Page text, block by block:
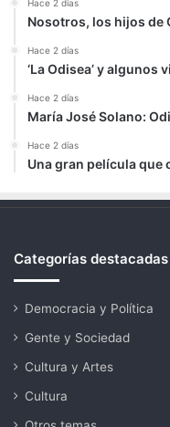
Hace 2 días
Nosotros, los hijos de
Hace 2 días
‘La Odisea’ y algunos
Hace 2 días
María José Solano:
Hace 2 días
Una gran película que
Categorías destacadas
Democracia y Política
Gente y Sociedad
Cultura y Artes
Cultura